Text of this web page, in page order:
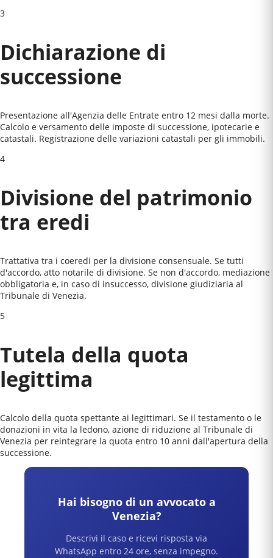
3
Dichiarazione di
successione
Presentazione all'Agenzia delle Entrate entro 12 mesi dalla morte.
Calcolo e versamento delle imposte di successione, ipotecarie e
catastali. Registrazione delle variazioni catastali per gli immobili.
4
Divisione del patrimonio
tra eredi
Trattativa tra i coeredi per la divisione consensuale. Se tutti
d'accordo, atto notarile di divisione. Se non d'accordo, mediazione
obbligatoria e, in caso di insuccesso, divisione giudiziaria al
Tribunale di Venezia.
5
Tutela della quota
legittima
Calcolo della quota spettante ai legittimari. Se il testamento o le
donazioni in vita la ledono, azione di riduzione al Tribunale di
Venezia per reintegrare la quota entro 10 anni dall'apertura della
successione.
Hai bisogno di un avvocato a
Venezia?
Descrivi il caso e ricevi risposta via
WhatsApp entro 24 ore, senza impegno.